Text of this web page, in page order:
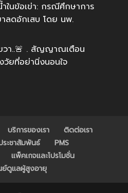
ำในข้อเข่า: กรณีศึกษาการ
าลดอักเสบ โดย นพ.
ขวา..🚨 . สัญญาณเตือน
วัยที่อย่านิ่งนอนใจ
บริการของเรา
ติดต่อเรา
ระชาสัมพันธ์
PMS
แพ็คเกจและโปรโมชั่น
ย์ดูแลผู้สูงอายุ